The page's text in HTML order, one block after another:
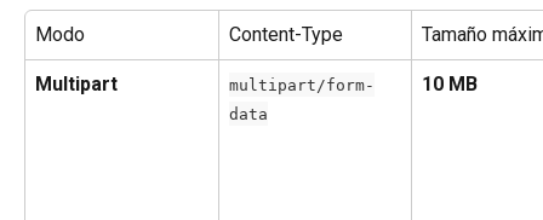
Modo Content-Type Tamaño
Multipart
multipart/form-
data
10 MB